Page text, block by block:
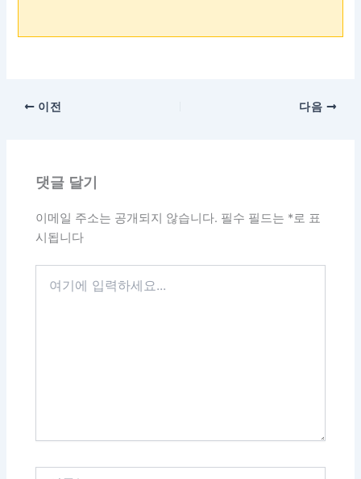
이전 다음
댓글 달기
이메일 주소는 공개되지 않습니다. 필수 필드는 *로 표
시됩니다